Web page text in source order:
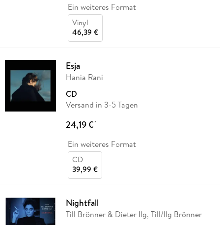
Ein weiteres Format
Vinyl
46,39 €
Esja
Hania Rani
CD
Versand in 3-5 Tagen
24,19 €*
Ein weiteres Format
CD
39,99 €
Nightfall
Till Brönner & Dieter Ilg, Till/Ilg Brönner